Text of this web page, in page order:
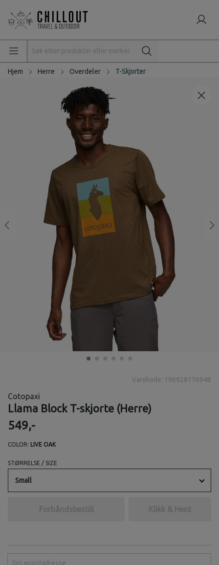
Hjem Herre Overdeler T-Skjorter
Varekode: 196928176948
Cotopaxi
Llama Block T-skjorte (Herre)
549,-
COLOR: LIVE OAK
STØRRELSE / SIZE
Small
Forhåndsbestill Klikk & Hent